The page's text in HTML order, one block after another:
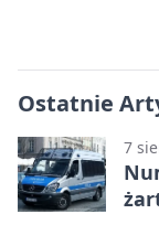
Ostatnie
7